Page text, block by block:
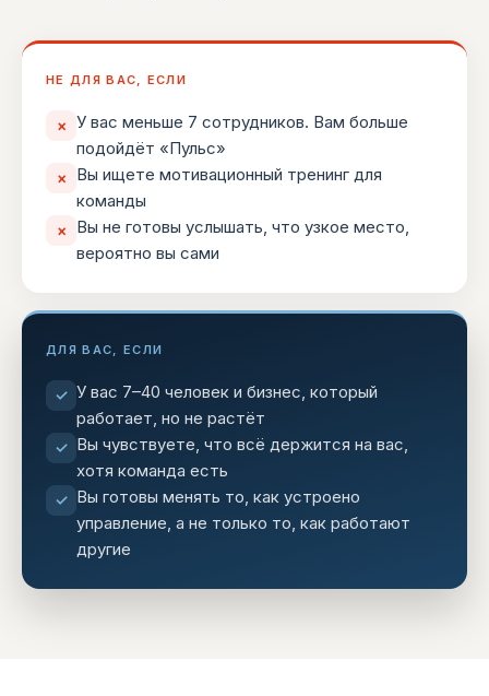
НЕ ДЛЯ ВАС, ЕСЛИ
× У вас меньше 7 сотрудников. Вам больше
подойдёт «Пульс»
×
Вы ищете мотивационный тренинг для
команды
×
Вы не готовы услышать, что узкое место,
вероятно вы сами
ДЛЯ ВАС, ЕСЛИ
✓ У вас 7–40 человек и бизнес, который
работает, но не растёт
✓ Вы чувствуете, что всё держится на вас,
хотя команда есть
✓ Вы готовы менять то, как устроено
управление, а не только то, как работают
другие